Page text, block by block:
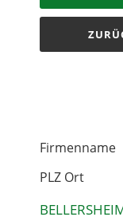
Firmenname
PLZ Ort